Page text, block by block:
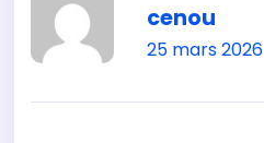
cenou
25 mars 2026